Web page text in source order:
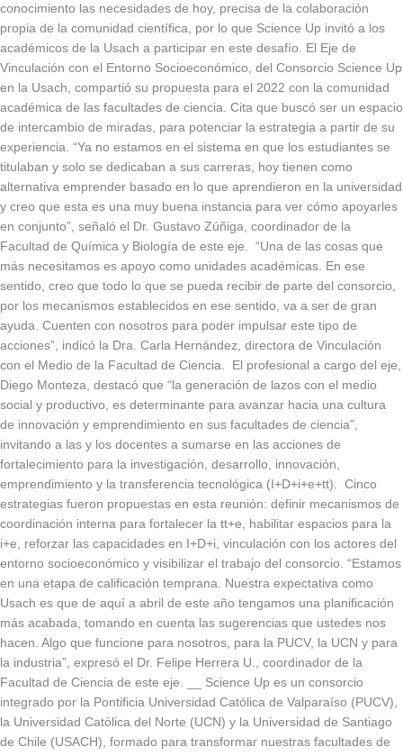
conocimiento las necesidades de hoy, precisa de la colaboración
propia de la comunidad científica, por lo que Science Up invitó a los
académicos de la Usach a participar en este desafío. El Eje de
Vinculación con el Entorno Socioeconómico, del Consorcio Science Up
en la Usach, compartió su propuesta para el 2022 con la comunidad
académica de las facultades de ciencia. Cita que buscó ser un espacio
de intercambio de miradas, para potenciar la estrategia a partir de su
experiencia. “Ya no estamos en el sistema en que los estudiantes se
titulaban y solo se dedicaban a sus carreras, hoy tienen como
alternativa emprender basado en lo que aprendieron en la universidad
y creo que esta es una muy buena instancia para ver cómo apoyarles
en conjunto”, señaló el Dr. Gustavo Zúñiga, coordinador de la
Facultad de Química y Biología de este eje. “Una de las cosas que
más necesitamos es apoyo como unidades académicas. En ese
sentido, creo que todo lo que se pueda recibir de parte del consorcio,
por los mecanismos establecidos en ese sentido, va a ser de gran
ayuda. Cuenten con nosotros para poder impulsar este tipo de
acciones”, indicó la Dra. Carla Hernández, directora de Vinculación
con el Medio de la Facultad de Ciencia. El profesional a cargo del eje,
Diego Monteza, destacó que “la generación de lazos con el medio
social y productivo, es determinante para avanzar hacia una cultura
de innovación y emprendimiento en sus facultades de ciencia”,
invitando a las y los docentes a sumarse en las acciones de
fortalecimiento para la investigación, desarrollo, innovación,
emprendimiento y la transferencia tecnológica (I+D+i+e+tt). Cinco
estrategias fueron propuestas en esta reunión: definir mecanismos de
coordinación interna para fortalecer la tt+e, habilitar espacios para la
i+e, reforzar las capacidades en I+D+i, vinculación con los actores del
entorno socioeconómico y visibilizar el trabajo del consorcio. “Estamos
en una etapa de calificación temprana. Nuestra expectativa como
Usach es que de aquí a abril de este año tengamos una planificación
más acabada, tomando en cuenta las sugerencias que ustedes nos
hacen. Algo que funcione para nosotros, para la PUCV, la UCN y para
la industria”, expresó el Dr. Felipe Herrera U., coordinador de la
Facultad de Ciencia de este eje. __ Science Up es un consorcio
integrado por la Pontificia Universidad Católica de Valparaíso (PUCV),
la Universidad Católica del Norte (UCN) y la Universidad de Santiago
de Chile (USACH), formado para transformar nuestras facultades de